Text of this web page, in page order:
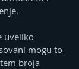
uveliko
mogu to
broja